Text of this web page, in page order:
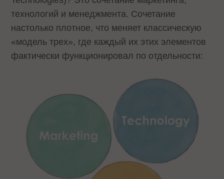
технологий и менеджмента. Сочетание
настолько плотное, что меняет классическую
«модель трех», где каждый их этих элементов
фактически функционировал по отдельности: